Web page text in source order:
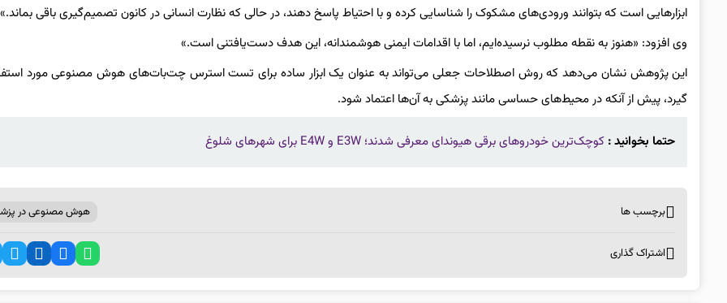
ابزارهایی است که بتوانند ورودی‌های مشکوک را شناسایی کرده و با احتیاط پاسخ دهند، در حالی که نظارت انسانی در کانون تصمیم‌گیری باقی بماند.»
وی افزود: «هنوز به نقطه مطلوب نرسیده‌ایم، اما با اقدامات ایمنی هوشمندانه، این هدف دست‌یافتنی است.»
این پژوهش نشان می‌دهد که روش اصطلاحات جعلی می‌تواند به عنوان یک ابزار ساده برای تست استرس چت‌بات‌های هوش مصنوعی مورد
گیرد، پیش از آنکه در محیط‌های حساسی مانند پزشکی به آن‌ها اعتماد شود.
حتما بخوانید : کوچک‌ترین خودروهای برقی هیوندای معرفی شدند؛ E3W و E4W برای شهرهای شلوغ
برچسب ها هوش مصنوعی در
اشتراک گذاری